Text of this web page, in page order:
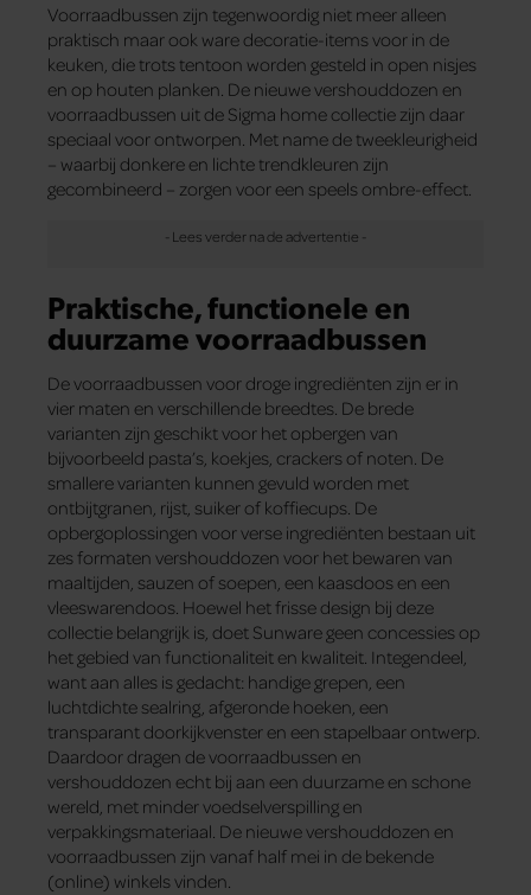
Voorraadbussen zijn tegenwoordig niet meer alleen
praktisch maar ook ware decoratie-items voor in de
keuken, die trots tentoon worden gesteld in open nisjes
en op houten planken. De nieuwe vershouddozen en
voorraadbussen uit de Sigma home collectie zijn daar
speciaal voor ontworpen. Met name de tweekleurigheid
– waarbij donkere en lichte trendkleuren zijn
gecombineerd – zorgen voor een speels ombre-effect.
Praktische, functionele en
duurzame voorraadbussen
De voorraadbussen voor droge ingrediënten zijn er in
vier maten en verschillende breedtes. De brede
varianten zijn geschikt voor het opbergen van
bijvoorbeeld pasta’s, koekjes, crackers of noten. De
smallere varianten kunnen gevuld worden met
ontbijtgranen, rijst, suiker of koffiecups. De
opbergoplossingen voor verse ingrediënten bestaan uit
zes formaten vershouddozen voor het bewaren van
maaltijden, sauzen of soepen, een kaasdoos en een
vleeswarendoos. Hoewel het frisse design bij deze
collectie belangrijk is, doet Sunware geen concessies op
het gebied van functionaliteit en kwaliteit. Integendeel,
want aan alles is gedacht: handige grepen, een
luchtdichte sealring, afgeronde hoeken, een
transparant doorkijkvenster en een stapelbaar ontwerp.
Daardoor dragen de voorraadbussen en
vershouddozen echt bij aan een duurzame en schone
wereld, met minder voedselverspilling en
verpakkingsmateriaal. De nieuwe vershouddozen en
voorraadbussen zijn vanaf half mei in de bekende
(online) winkels vinden.